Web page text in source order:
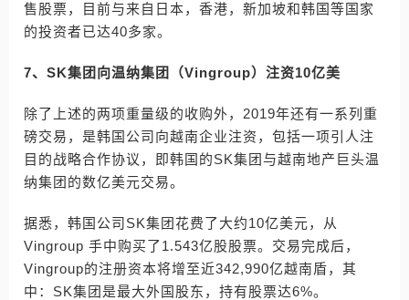
售股票，目前与来自日本，香港，新加坡和韩国等国家
的投资者已达40多家。
7、SK集团向温纳集团（Vingroup）注资10亿美
除了上述的两项重量级的收购外，2019年还有一系列重
磅交易，是韩国公司向越南企业注资，包括一项引人注
目的战略合作协议，即韩国的SK集团与越南地产巨头温
纳集团的数亿美元交易。
据悉，韩国公司SK集团花费了大约10亿美元，从
Vingroup 手中购买了1.543亿股股票。交易完成后，
Vingroup的注册资本将增至近342,990亿越南盾，其
中：SK集团是最大外国股东，持有股票达6%。